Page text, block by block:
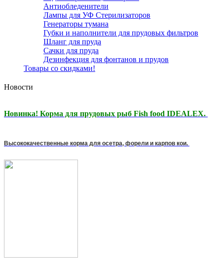
Антиобледенители
Лампы для УФ Стерилизаторов
Генераторы тумана
Губки и наполнители для прудовых фильтров
Шланг для пруда
Сачки для пруда
Дезинфекция для фонтанов и прудов
Товары со скидками!
Новости
Новинка! Корма для прудовых рыб Fish food IDEALEX.
Высококачественные корма для осетра, форели и карпов кои.